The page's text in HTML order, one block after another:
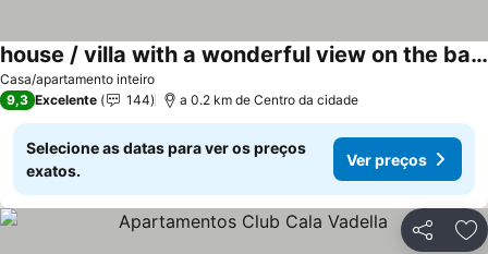
Casa/apartamento inteiro
house / villa with a wonderful view on the bay - Sant Josep de sa Talai
9,3 Excelente 144 a 0.2 km de Centro da cidade
Selecione as datas para ver os preços
exatos.
Ver preços
Partilhar